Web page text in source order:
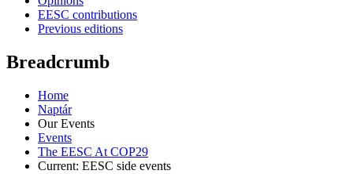
EESC contributions
Previous editions
Breadcrumb
Home
Naptár
Our Events
Events
The EESC At COP29
Current: EESC side events